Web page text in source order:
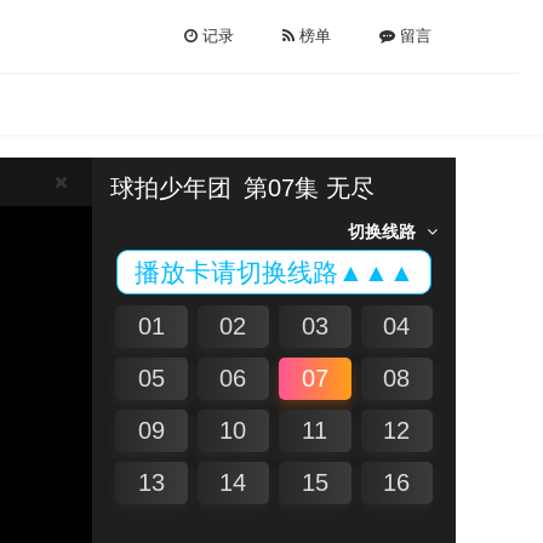
记录 榜单 留言
球拍少年团 第07集 无尽
切换线路
播放卡请切换线路▲▲▲
01 02 03
04
05
06 07
08
09
10 11
12
13
14 15 16